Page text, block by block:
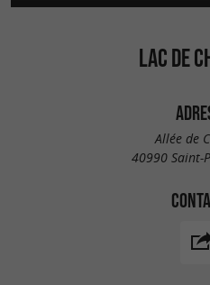
LAC DE
Allée de
40990 Saint-